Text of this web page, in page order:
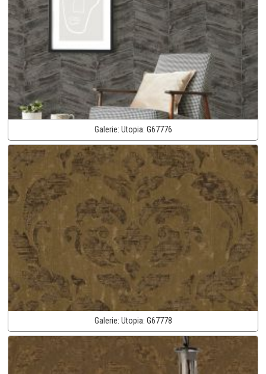
Galerie: Utopia: G67776
Galerie: Utopia: G67778